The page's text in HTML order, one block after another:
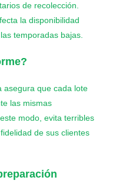
de recolección.
la disponibilidad
temporadas bajas.
asegura que cada lote
las mismas
modo, evita terribles
de sus clientes